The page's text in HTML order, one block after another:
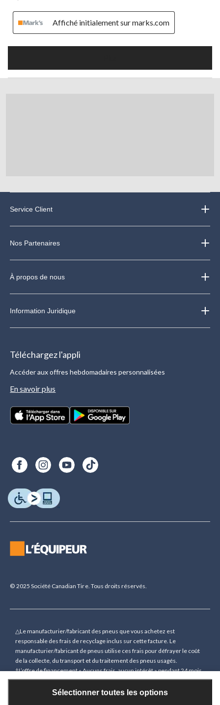
Sélectionner toutes les options
Affiché initialement sur marks.com
Service Client
Nos Partenaires
À propos de nous
Information Juridique
Téléchargez l'appli
Accéder aux offres hebdomadaires personnalisées
En savoir plus
© 2025 Société Canadian Tire. Tous droits réservés.
△Le manufacturier/fabricant des pneus que vous achetez est
responsable des frais de recyclage inclus sur cette facture. Le
manufacturier/fabricant de pneus utilise ces frais pour défrayer le coût
de la collecte, du transport et du traitement des pneus usagés.
†L’offre de financement « Aucuns frais, aucun intérêt » pendant 24 mois
(sauf indication contraire) n’est accordée que sur demande sous
réserve d’une approbation de crédit préalable pour des achats de 150 $